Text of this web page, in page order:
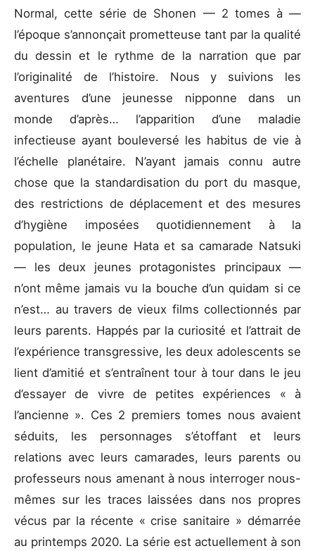
Normal, cette série de Shonen — 2 tomes à —
l’époque s’annonçait prometteuse tant par la qualité
du dessin et le rythme de la narration que par
l’originalité de l’histoire. Nous y suivions les
aventures d’une jeunesse nipponne dans un
monde d’après… l’apparition d’une maladie
infectieuse ayant bouleversé les habitus de vie à
l’échelle planétaire. N’ayant jamais connu autre
chose que la standardisation du port du masque,
des restrictions de déplacement et des mesures
d’hygiène imposées quotidiennement à la
population, le jeune Hata et sa camarade Natsuki
— les deux jeunes protagonistes principaux —
n’ont même jamais vu la bouche d’un quidam si ce
n’est… au travers de vieux films collectionnés par
leurs parents. Happés par la curiosité et l’attrait de
l’expérience transgressive, les deux adolescents se
lient d’amitié et s’entraînent tour à tour dans le jeu
d’essayer de vivre de petites expériences « à
l’ancienne ». Ces 2 premiers tomes nous avaient
séduits, les personnages s’étoffant et leurs
relations avec leurs camarades, leurs parents ou
professeurs nous amenant à nous interroger nous-
mêmes sur les traces laissées dans nos propres
vécus par la récente « crise sanitaire » démarrée
au printemps 2020. La série est actuellement à son